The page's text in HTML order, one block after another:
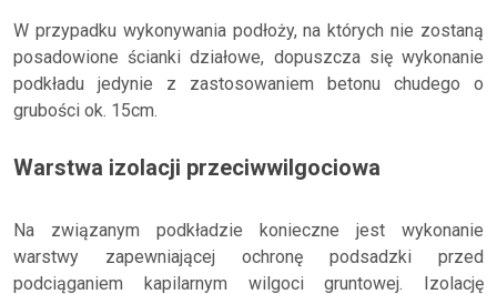
W przypadku wykonywania podłoży, na których nie zostaną
posadowione ścianki działowe, dopuszcza się wykonanie
podkładu jedynie z zastosowaniem betonu chudego o
grubości ok. 15cm.
Warstwa izolacji przeciwwilgociowa
Na związanym podkładzie konieczne jest wykonanie
warstwy zapewniającej ochronę podsadzki przed
podciąganiem kapilarnym wilgoci gruntowej. Izolację